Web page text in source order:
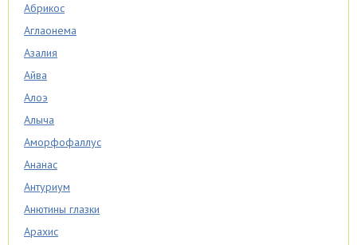
Абрикос
Аглаонема
Азалия
Айва
Алоэ
Алыча
Аморфофаллус
Ананас
Антуриум
Анютины глазки
Арахис